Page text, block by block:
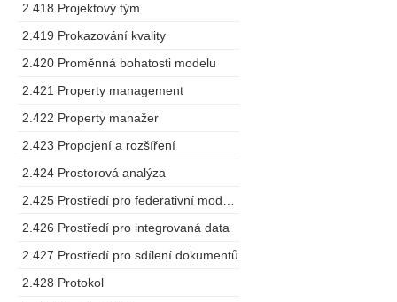
2.418 Projektový tým
2.419 Prokazování kvality
2.420 Proměnná bohatosti modelu
2.421 Property management
2.422 Property manažer
2.423 Propojení a rozšíření
2.424 Prostorová analýza
2.426 Prostředí pro integrovaná data
2.427 Prostředí pro sdílení dokumentů
2.428 Protokol